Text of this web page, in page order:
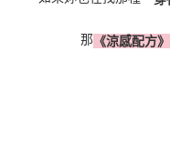
那 《涼感配方》